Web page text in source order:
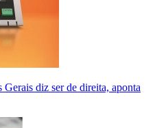
diz ser de direita, aponta